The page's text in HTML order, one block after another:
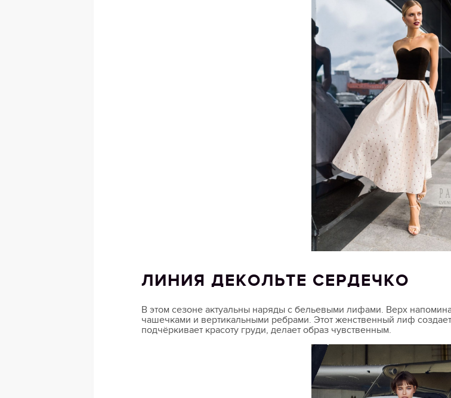
ЛИНИЯ ДЕКОЛЬТЕ СЕРДЕЧКО
В этом сезоне актуальны наряды с бельевыми лифами. Верх
чашечками и вертикальными ребрами. Этот женственный лиф
подчёркивает красоту груди, делает образ чувственным.